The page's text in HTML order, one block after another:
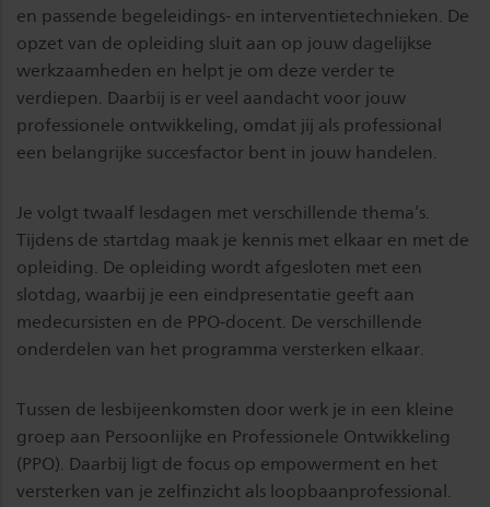
en passende begeleidings- en interventietechnieken. De
opzet van de opleiding sluit aan op jouw dagelijkse
werkzaamheden en helpt je om deze verder te
verdiepen. Daarbij is er veel aandacht voor jouw
professionele ontwikkeling, omdat jij als professional
een belangrijke succesfactor bent in jouw handelen.
Je volgt twaalf lesdagen met verschillende thema’s.
Tijdens de startdag maak je kennis met elkaar en met de
opleiding. De opleiding wordt afgesloten met een
slotdag, waarbij je een eindpresentatie geeft aan
medecursisten en de PPO-docent. De verschillende
onderdelen van het programma versterken elkaar.
Tussen de lesbijeenkomsten door werk je in een kleine
groep aan Persoonlijke en Professionele Ontwikkeling
(PPO). Daarbij ligt de focus op empowerment en het
versterken van je zelfinzicht als loopbaanprofessional.